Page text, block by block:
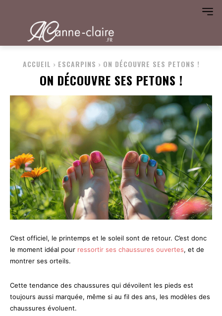
ACCUEIL ESCARPINS ON DÉCOUVRE SES PETONS !
ON DÉCOUVRE SES PETONS !
C’est officiel, le printemps et le soleil sont de retour. C’est donc
le moment idéal pour ressortir ses chaussures ouvertes, et de
montrer ses orteils.
Cette tendance des chaussures qui dévoilent les pieds est
toujours aussi marquée, même si au fil des ans, les modèles des
chaussures évoluent.